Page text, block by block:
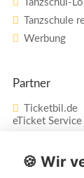
Tanzschul-
Tanzschule
Werbung
Partner
Ticketbil.de
eTicket Service
Vertrag
🍪 Wir